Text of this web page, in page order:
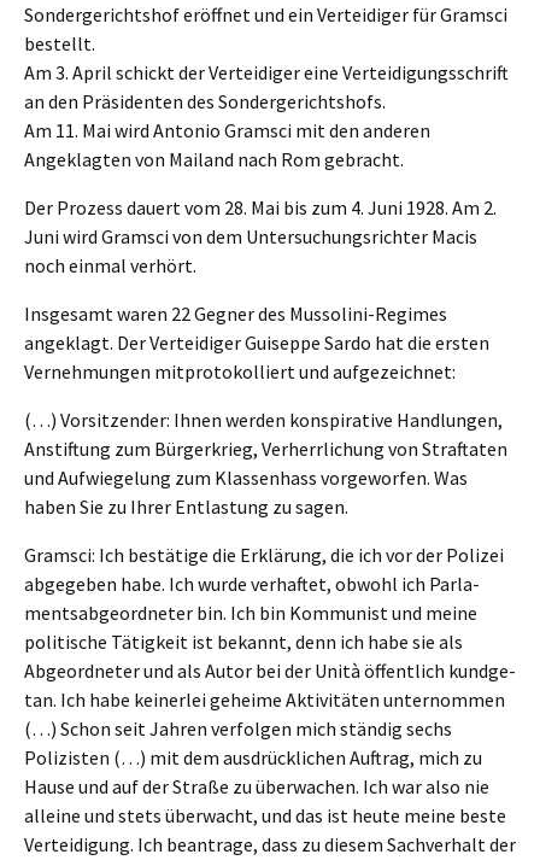
Sonder­ge­richts­hof eröff­net und ein Vertei­di­ger für Gramsci
bestellt.
Am 3. April schickt der Vertei­di­ger eine Vertei­di­gungs­schrift
an den Präsi­den­ten des Sondergerichtshofs.
Am 11. Mai wird Antonio Gramsci mit den anderen
Angeklag­ten von Mailand nach Rom gebracht.
Der Prozess dauert vom 28. Mai bis zum 4. Juni 1928. Am 2.
Juni wird Gramsci von dem Unter­su­chungs­rich­ter Macis
noch einmal verhört.
Insge­samt waren 22 Gegner des Musso­li­ni-Regimes
angeklagt. Der Vertei­di­ger Guisep­pe Sardo hat die ersten
Verneh­mun­gen mitpro­to­kol­liert und aufgezeichnet:
(…) Vorsit­zen­der: Ihnen werden konspi­ra­ti­ve Handlun­gen,
Anstif­tung zum Bürger­krieg, Verherr­li­chung von Straf­ta­ten
und Aufwie­ge­lung zum Klassen­hass vorge­wor­fen. Was
haben Sie zu Ihrer Entlas­tung zu sagen.
Gramsci: Ich bestä­ti­ge die Erklä­rung, die ich vor der Polizei
abgege­ben habe. Ich wurde verhaf­tet, obwohl ich Parla­
ments­ab­ge­ord­ne­ter bin. Ich bin Kommu­nist und meine
politi­sche Tätig­keit ist bekannt, denn ich habe sie als
Abgeord­ne­ter und als Autor bei der Unità öffent­lich kundge­
tan. Ich habe keiner­lei gehei­me Aktivi­tä­ten unter­nom­men
(…) Schon seit Jahren verfol­gen mich ständig sechs
Polizis­ten (…) mit dem ausdrück­li­chen Auftrag, mich zu
Hause und auf der Straße zu überwa­chen. Ich war also nie
allei­ne und stets überwacht, und das ist heute meine beste
Vertei­di­gung. Ich beantra­ge, dass zu diesem Sachver­halt der